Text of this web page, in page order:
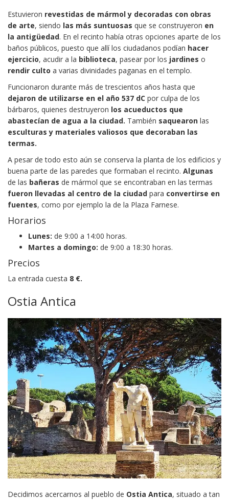
Estuvieron revestidas de mármol y decoradas con obras
de arte, siendo las más suntuosas que se construyeron en
la antigüedad. En el recinto había otras opciones aparte de los
baños públicos, puesto que allí los ciudadanos podían hacer
ejercicio, acudir a la biblioteca, pasear por los jardines o
rendir culto a varias divinidades paganas en el templo.
Funcionaron durante más de trescientos años hasta que
dejaron de utilizarse en el año 537 dC por culpa de los
bárbaros, quienes destruyeron los acueductos que
abastecían de agua a la ciudad. También saquearon las
esculturas y materiales valiosos que decoraban las
termas.
A pesar de todo esto aún se conserva la planta de los edificios y
buena parte de las paredes que formaban el recinto. Algunas
de las bañeras de mármol que se encontraban en las termas
fueron llevadas al centro de la ciudad para convertirse en
fuentes, como por ejemplo la de la Plaza Farnese.
Horarios
Lunes: de 9:00 a 14:00 horas.
Martes a domingo: de 9:00 a 18:30 horas.
Precios
La entrada cuesta 8 €.
Ostia Antica
Decidimos acercarnos al pueblo de Ostia Antica, situado a tan